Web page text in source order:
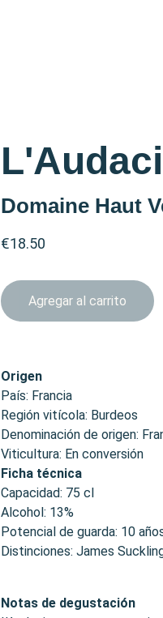
Domaine Haut
€18.50
Agregar al carrito
Origen
País: Francia
Región vitícola: Burdeos
Denominación de origen:
Viticultura: En conversión
Ficha técnica
Capacidad: 75 cl
Alcohol: 13%
Potencial de guarda: 10
Distinciones: James
Notas de degustación